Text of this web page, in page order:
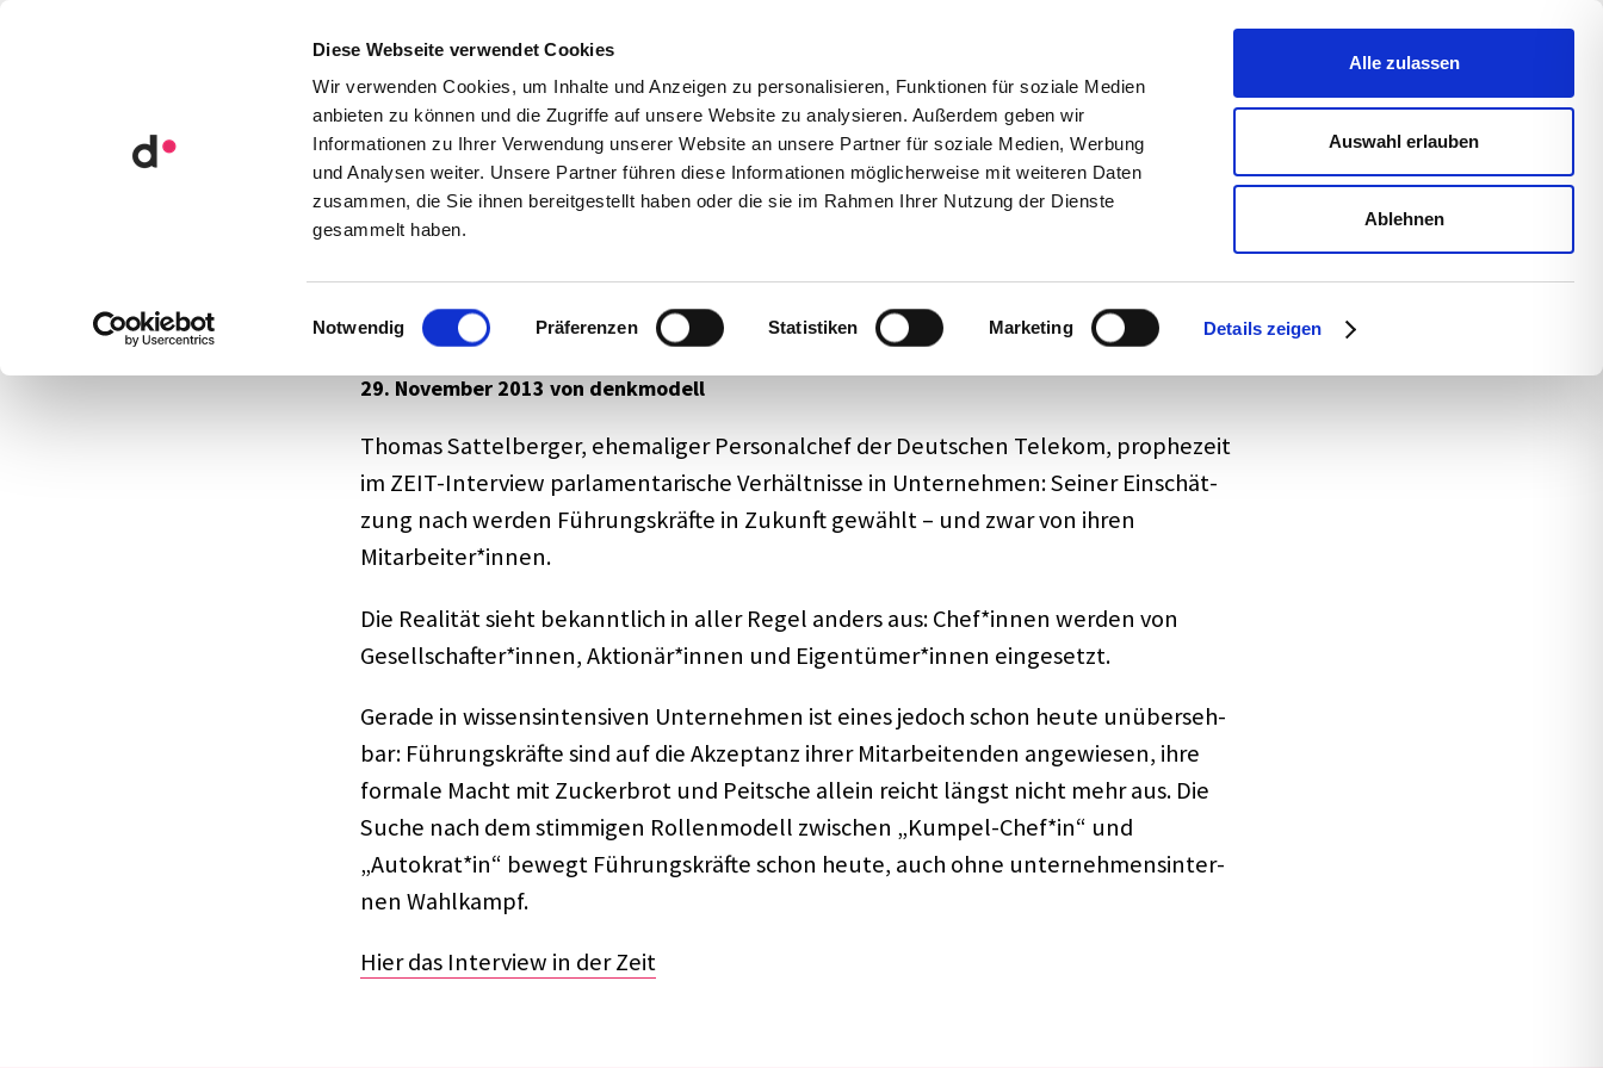
Diese Webseite verwendet Cookies
Wir verwenden Cookies, um Inhalte und Anzeigen zu personalisieren, Funktionen für soziale Medien
anbieten zu können und die Zugriffe auf unsere Website zu analysieren. Außerdem geben wir
Informationen zu Ihrer Verwendung unserer Website an unsere Partner für soziale Medien, Werbung
und Analysen weiter. Unsere Partner führen diese Informationen möglicherweise mit weiteren Daten
zusammen, die Sie ihnen bereitgestellt haben oder die sie im Rahmen Ihrer Nutzung der Dienste
gesammelt haben.
Einwilligungsauswahl
Notwendig Präferenzen Statistiken Marketing Details zeigen
Alle zulassen
Auswahl erlauben
Ablehnen
Orga­ni­sa­ti­ons­ent­wick­lung Mode­ra­tion
Lesen, hören, schauen!
Wahl­kampf im Unter­neh­men?
29. November 2013 von denkmodell
Thomas Sattel­ber­ger, ehema­li­ger Perso­nal­chef der Deut­schen Tele­kom, prophe­zeit
im ZEIT-Inter­view parla­men­ta­ri­sche Verhält­nisse in Unter­neh­men: Seiner Einschät­
zung nach werden Führungs­kräfte in Zukunft gewählt – und zwar von ihren
Mitarbeiter*innen.
Die Reali­tät sieht bekannt­lich in aller Regel anders aus: Chef*innen werden von
Gesellschafter*innen, Aktionär*innen und Eigentümer*innen einge­setzt.
Gerade in wissens­in­ten­si­ven Unter­neh­men ist eines jedoch schon heute unüber­seh­
bar: Führungs­kräfte sind auf die Akzep­tanz ihrer Mitar­bei­ten­den ange­wie­sen, ihre
formale Macht mit Zucker­brot und Peit­sche allein reicht längst nicht mehr aus. Die
Suche nach dem stim­mi­gen Rollen­mo­dell zwischen „Kumpel-Chef*in“ und
„Autokrat*in“ bewegt Führungs­kräfte schon heute, auch ohne unter­neh­mens­in­ter­
nen Wahl­kampf.
Hier das Inter­view in der Zeit